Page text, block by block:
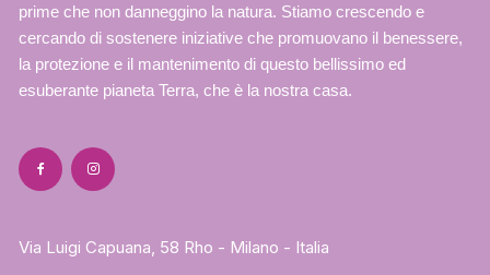
prime che non danneggino la natura. Stiamo crescendo e
cercando di sostenere iniziative che promuovano il benessere,
la protezione e il mantenimento di questo bellissimo ed
esuberante pianeta Terra, che è la nostra casa.
Via Luigi Capuana, 58 Rho - Milano - Italia